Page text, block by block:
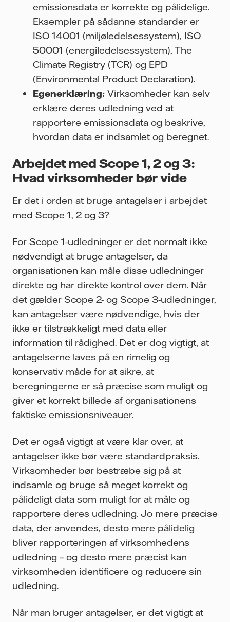
emissionsdata er korrekte og pålidelige.
Eksempler på sådanne standarder er
ISO 14001 (miljøledelsessystem), ISO
50001 (energiledelsessystem), The
Climate Registry (TCR) og EPD
(Environmental Product Declaration).
Egenerklæring: Virksomheder kan selv
erklære deres udledning ved at
rapportere emissionsdata og beskrive,
hvordan data er indsamlet og beregnet.
Arbejdet med Scope 1, 2 og 3:
Hvad virksomheder bør vide
Er det i orden at bruge antagelser i arbejdet
med Scope 1, 2 og 3?
For Scope 1-udledninger er det normalt ikke
nødvendigt at bruge antagelser, da
organisationen kan måle disse udledninger
direkte og har direkte kontrol over dem. Når
det gælder Scope 2- og Scope 3-udledninger,
kan antagelser være nødvendige, hvis der
ikke er tilstrækkeligt med data eller
information til rådighed. Det er dog vigtigt, at
antagelserne laves på en rimelig og
konservativ måde for at sikre, at
beregningerne er så præcise som muligt og
giver et korrekt billede af organisationens
faktiske emissionsniveauer.
Det er også vigtigt at være klar over, at
antagelser ikke bør være standardpraksis.
Virksomheder bør bestræbe sig på at
indsamle og bruge så meget korrekt og
pålideligt data som muligt for at måle og
rapportere deres udledning. Jo mere præcise
data, der anvendes, desto mere pålidelig
bliver rapporteringen af virksomhedens
udledning – og desto mere præcist kan
virksomheden identificere og reducere sin
udledning.
Når man bruger antagelser, er det vigtigt at